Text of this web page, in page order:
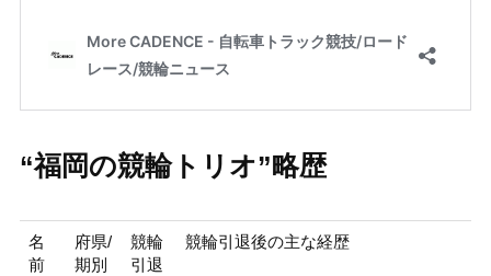
“福岡の競輪トリオ”略歴
名
前
府県/
期別
競輪
引退
競輪引退後の主な経歴